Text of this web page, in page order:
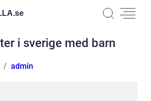
se
i sverige med barn
admin